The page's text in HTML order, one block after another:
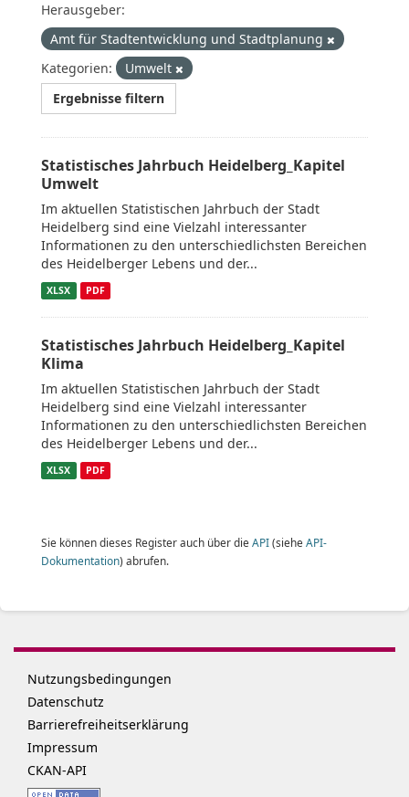
Herausgeber:
Amt für Stadtentwicklung und Stadtplanung
Kategorien:
Umwelt
Ergebnisse filtern
Statistisches Jahrbuch Heidelberg_Kapitel
Umwelt
Im aktuellen Statistischen Jahrbuch der Stadt
Heidelberg sind eine Vielzahl interessanter
Informationen zu den unterschiedlichsten Bereichen
des Heidelberger Lebens und der...
XLSX PDF
Statistisches Jahrbuch Heidelberg_Kapitel
Klima
Im aktuellen Statistischen Jahrbuch der Stadt
Heidelberg sind eine Vielzahl interessanter
Informationen zu den unterschiedlichsten Bereichen
des Heidelberger Lebens und der...
XLSX PDF
Sie können dieses Register auch über die API(siehe API-
Dokumentation) abrufen.
Nutzungsbedingungen
Datenschutz
Barrierefreiheitserklärung
Impressum
CKAN-API